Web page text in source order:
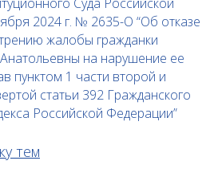
2024 г. № 2635-О “Об отказе
жалобы гражданки
на нарушение ее
пунктом 1 части второй и
статьи 392 Гражданского
Российской Федерации”
тем